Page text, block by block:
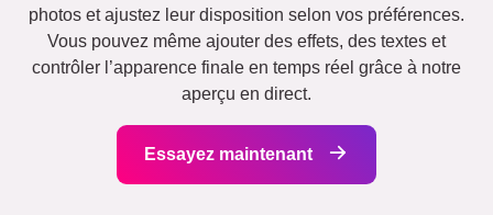
photos et ajustez leur disposition selon vos préférences.
Vous pouvez même ajouter des effets, des textes et
contrôler l’apparence finale en temps réel grâce à notre
aperçu en direct.
Essayez maintenant